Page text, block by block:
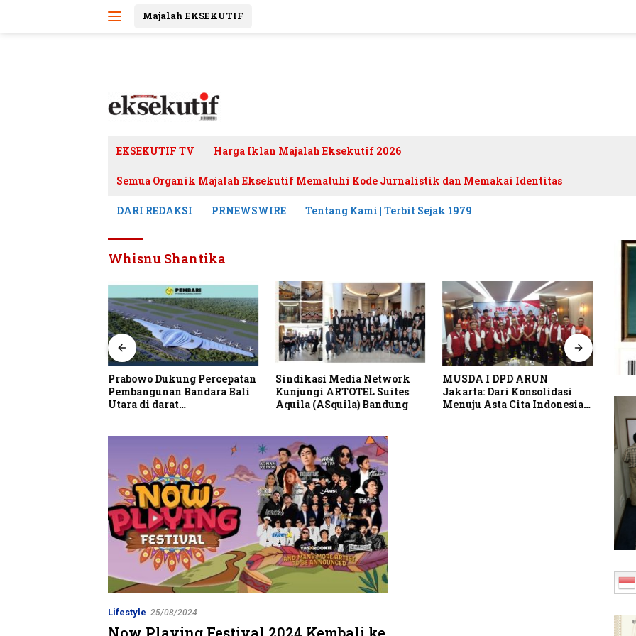
Majalah EKSEKUTIF
EKSEKUTIF TV Harga Iklan Majalah Eksekutif 2026
Semua Organik Majalah Eksekutif Mematuhi Kode Jurnalistik dan Memakai Identitas
DARI REDAKSI PRNEWSWIRE Tentang Kami | Terbit Sejak 1979
Whisnu Shantika
Prabowo Dukung Percepatan
Pembangunan Bandara Bali
Utara di darat
Sindikasi Media Network
Kunjungi ARTOTEL Suites
Aquila (ASquila) Bandung
MUSDA I DPD ARUN
Jakarta: Dari Konsolidasi
Menuju Asta Cita Indonesia
Lifestyle 25/08/2024
Now Playing Festival 2024 Kembali ke